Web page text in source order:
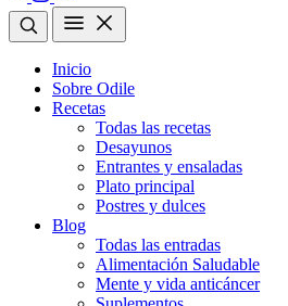
Inicio
Sobre Odile
Recetas
Todas las recetas
Desayunos
Entrantes y ensaladas
Plato principal
Postres y dulces
Blog
Todas las entradas
Alimentación Saludable
Mente y vida anticáncer